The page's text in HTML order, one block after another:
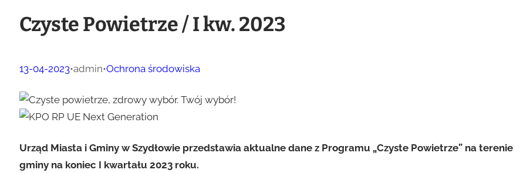
Czyste Powietrze / I kw. 2023
13-04-2023•admin•Ochrona środowiska
Urząd Miasta i Gminy w Szydłowie przedstawia aktualne dane z Programu „Czyste Powietrze” na terenie
gminy na koniec I kwartału 2023 roku.